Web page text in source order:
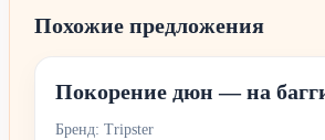
Похожие предложения
Покорение дюн — на
Бренд: Tripster